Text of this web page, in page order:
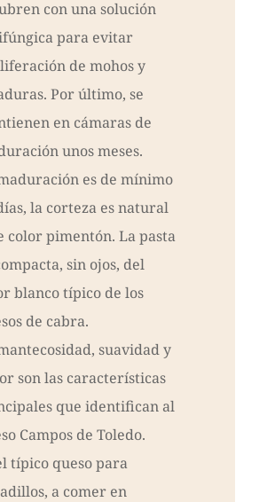
con una solución
para evitar
de mohos y
Por último, se
en cámaras de
unos meses.
es de mínimo
la corteza es natural
color pimentón. La pasta
sin ojos, del
blanco típico de los
de cabra.
suavidad y
son las características
que identifican al
Campos de Toledo.
típico queso para
a comer en